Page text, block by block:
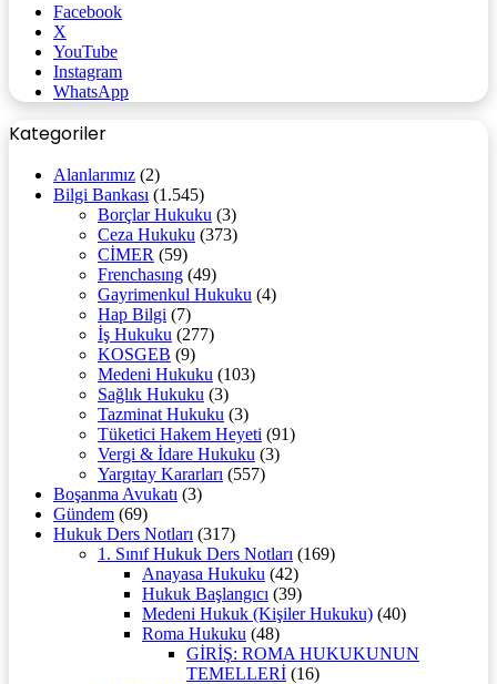
Facebook
X
YouTube
Instagram
WhatsApp
Kategoriler
Alanlarımız (2)
Bilgi Bankası (1.545)
Borçlar Hukuku (3)
Ceza Hukuku (373)
CİMER (59)
Frenchasıng (49)
Gayrimenkul Hukuku (4)
Hap Bilgi (7)
İş Hukuku (277)
KOSGEB (9)
Medeni Hukuku (103)
Sağlık Hukuku (3)
Tazminat Hukuku (3)
Tüketici Hakem Heyeti (91)
Vergi & İdare Hukuku (3)
Yargıtay Kararları (557)
Boşanma Avukatı (3)
Gündem (69)
Hukuk Ders Notları (317)
1. Sınıf Hukuk Ders Notları (169)
Anayasa Hukuku (42)
Hukuk Başlangıcı (39)
Medeni Hukuk (Kişiler Hukuku) (40)
Roma Hukuku (48)
GİRİŞ: ROMA HUKUKUNUN
TEMELLERİ (16)